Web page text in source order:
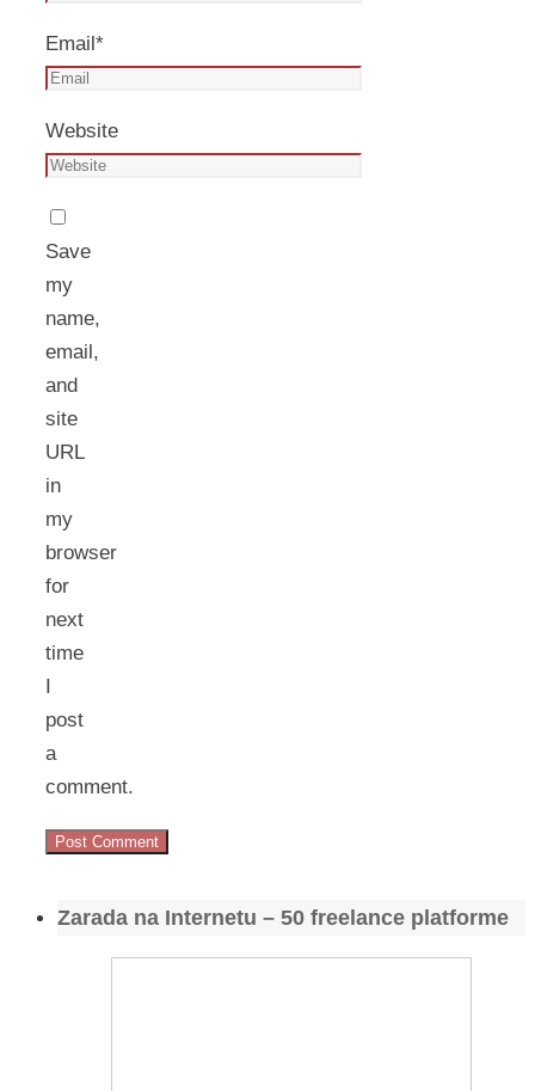
Email*
Website
Save
my
name,
email,
and
site
URL
in
my
browser
for
next
time
I
post
a
comment.
Zarada na Internetu – 50 freelance platforme